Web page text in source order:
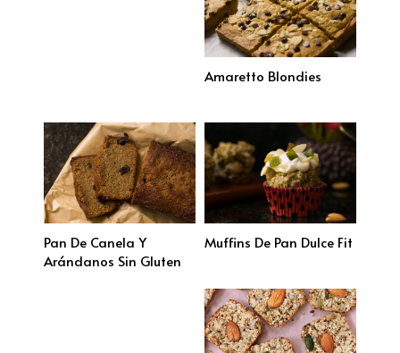
Amaretto Blondies
Pan De Canela Y
Arándanos Sin Gluten
Muffins De Pan Dulce Fit